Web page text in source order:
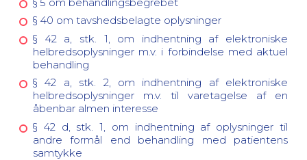
§ 40 om tavshedsbelagte oplysninger
§ 42 a, stk. 1, om indhentning af elektroniske
helbredsoplysninger m.v. i forbindelse med aktuel
behandling
§ 42 a, stk. 2, om indhentning af elektroniske
helbredsoplysninger m.v. til varetagelse af en
åbenbar almen interesse
§ 42 d, stk. 1, om indhentning af oplysninger til
andre formål end behandling med patientens
samtykke